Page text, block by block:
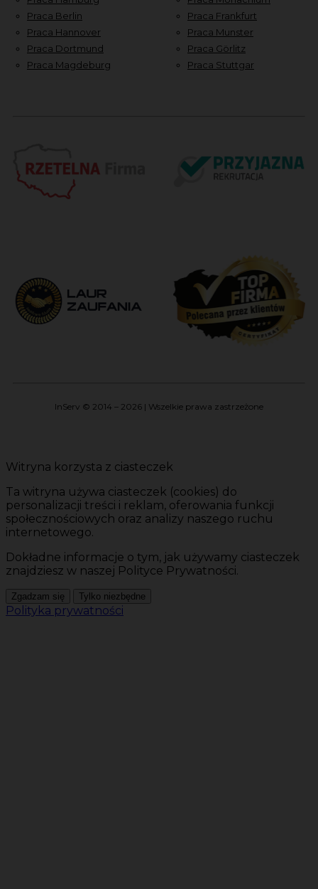
Praca Berlin
Praca Hannover
Praca Dortmund
Praca Magdeburg
Praca Frankfurt
Praca Munster
Praca Görlitz
Praca Stuttgar
InServ © 2014 – 2026 | Wszelkie prawa zastrzeżone
Witryna korzysta z ciasteczek
Ta witryna używa ciasteczek (cookies) do
personalizacji treści i reklam, oferowania funkcji
społecznościowych oraz analizy naszego ruchu
internetowego.
Dokładne informacje o tym, jak używamy ciasteczek
znajdziesz w naszej Polityce Prywatności.
Zgadzam się Tylko niezbędne
Polityka prywatności